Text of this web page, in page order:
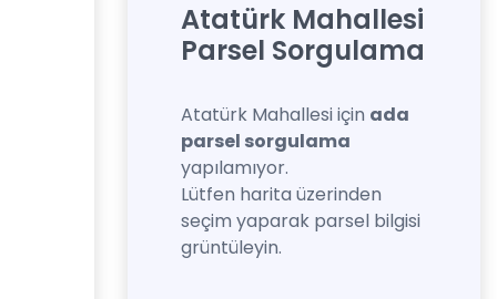
Atatürk Mahallesi
Parsel Sorgulama
Atatürk Mahallesi için ada
parsel sorgulama
yapılamıyor.
Lütfen harita üzerinden
seçim yaparak parsel bilgisi
grüntüleyin.